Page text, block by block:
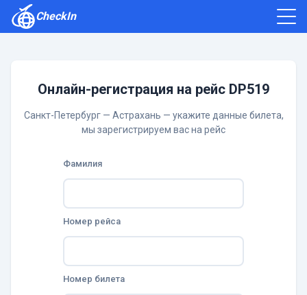
CheckIn
Онлайн-регистрация на рейс DP519
Санкт-Петербург — Астрахань — укажите данные билета,
мы зарегистрируем вас на рейс
Фамилия
Номер рейса
Номер билета